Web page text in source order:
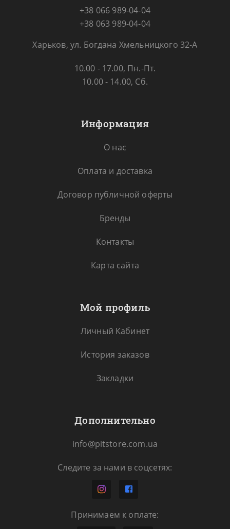
+38 066 989-04-04
+38 063 989-04-04
Харьков, ул. Богдана Хмельницкого 32-А
10.00 - 17.00, Пн.-Пт.
10.00 - 14.00, Сб.
Информация
О нас
Оплата и доставка
Договор публичной оферты
Бренды
Контакты
Карта сайта
Мой профиль
Личный Кабинет
История заказов
Закладки
Дополнительно
info@pitstore.com.ua
Следите за нами в соцсетях:
Принимаем к оплате: